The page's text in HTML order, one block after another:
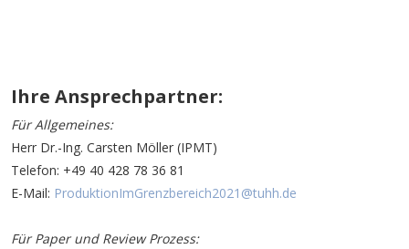
Ihre Ansprechpartner:
Für Allgemeines:
Herr Dr.-Ing. Carsten Möller (IPMT)
Telefon: +49 40 428 78 36 81
E-Mail: ProduktionImGrenzbereich2021@tuhh.de
Für Paper und Review Prozess: